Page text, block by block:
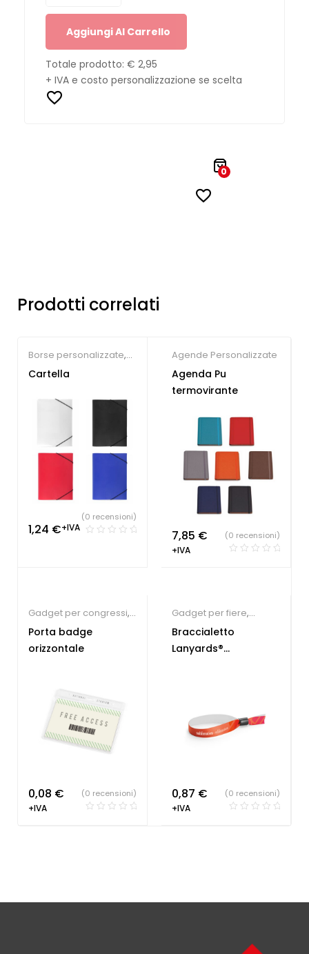
Aggiungi Al Carrello
Totale prodotto: € 2,95
+ IVA e costo personalizzazione se scelta
0
Prodotti correlati
Borse personalizzate,
Gadget per congressi
Cartella
1,24 €+IVA
(0 recensioni)
Agende Personalizzate
Agenda Pu
termovirante
7,85 €
+IVA
(0 recensioni)
Gadget per congressi,
Gadget per fiere
Lanyard
Porta badge
orizzontale
0,08 €
+IVA
(0 recensioni)
Gadget per fiere,
Lanyard
personalizzabili
Braccialetto
Lanyards®
0,87 €
+IVA
(0 recensioni)